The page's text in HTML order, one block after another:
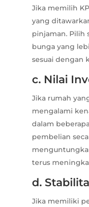
Jika memilih
yang
pinjaman. Pilih
bunga yang
sesuai dengan
c. Nilai
Jika rumah
mengalami
dalam
pembelian
terus
d.
Jika memiliki